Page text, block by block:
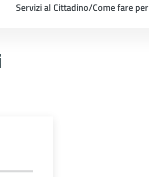
Servizi al Cittadino/Come fare per